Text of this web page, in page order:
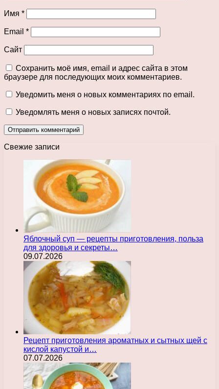
Имя *
Email *
Сайт
Сохранить моё имя, email и адрес сайта в этом
браузере для последующих моих комментариев.
Уведомить меня о новых комментариях по email.
Уведомлять меня о новых записях почтой.
Свежие записи
Яблочный суп — рецепты приготовления, польза
для здоровья и секреты…
09.07.2026
Рецепт приготовления ароматных и сытных щей с
кислой капустой и…
07.07.2026